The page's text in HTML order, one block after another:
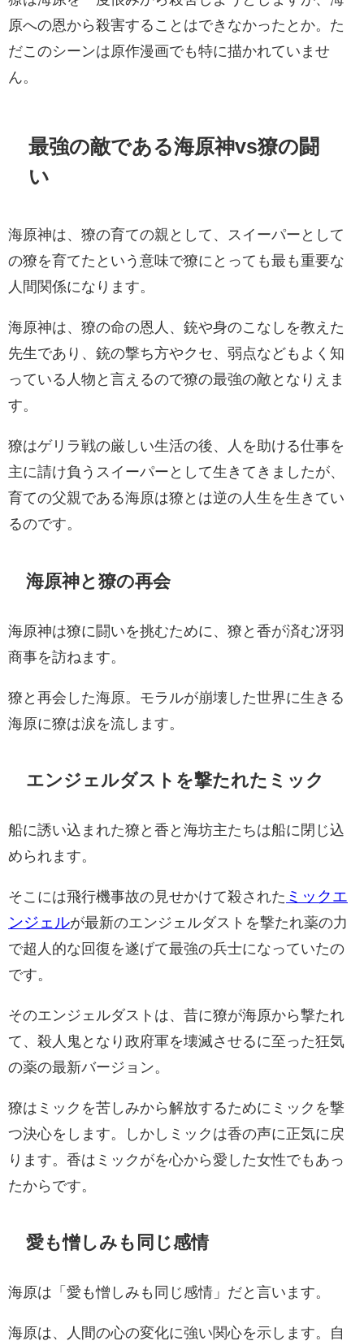
原への恩から殺害することはできなかったとか。た
だこのシーンは原作漫画でも特に描かれていませ
ん。
最強の敵である海原神vs獠の闘
い
海原神は、獠の育ての親として、スイーパーとして
の獠を育てたという意味で獠にとっても最も重要な
人間関係になります。
海原神は、獠の命の恩人、銃や身のこなしを教えた
先生であり、銃の撃ち方やクセ、弱点などもよく知
っている人物と言えるので獠の最強の敵となりえま
す。
獠はゲリラ戦の厳しい生活の後、人を助ける仕事を
主に請け負うスイーパーとして生きてきましたが、
育ての父親である海原は獠とは逆の人生を生きてい
るのです。
海原神と獠の再会
海原神は獠に闘いを挑むために、獠と香が済む冴羽
商事を訪ねます。
獠と再会した海原。モラルが崩壊した世界に生きる
海原に獠は涙を流します。
エンジェルダストを撃たれたミック
船に誘い込まれた獠と香と海坊主たちは船に閉じ込
められます。
そこには飛行機事故の見せかけて殺された ミックエ
ンジェルが最新のエンジェルダストを撃たれ薬の力
で超人的な回復を遂げて最強の兵士になっていたの
です。
そのエンジェルダストは、昔に獠が海原から撃たれ
て、殺人鬼となり政府軍を壊滅させるに至った狂気
の薬の最新バージョン。
獠はミックを苦しみから解放するためにミックを撃
つ決心をします。しかしミックは香の声に正気に戻
ります。香はミックがを心から愛した女性でもあっ
たからです。
愛も憎しみも同じ感情
海原は「愛も憎しみも同じ感情」だと言います。
海原は、人間の心の変化に強い関心を示します。自